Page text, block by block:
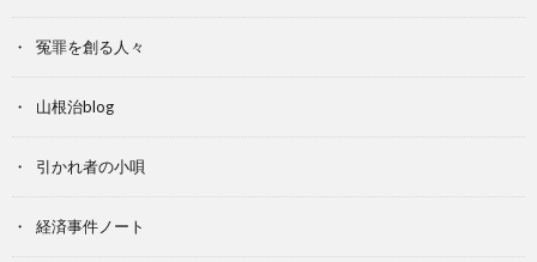
冤罪を創る人々
山根治blog
引かれ者の小唄
経済事件ノート